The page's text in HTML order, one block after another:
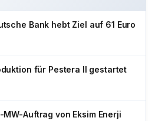
Bank hebt Ziel auf 61 Euro
für Pestera II gestartet
MW-Auftrag von Eksim Enerji